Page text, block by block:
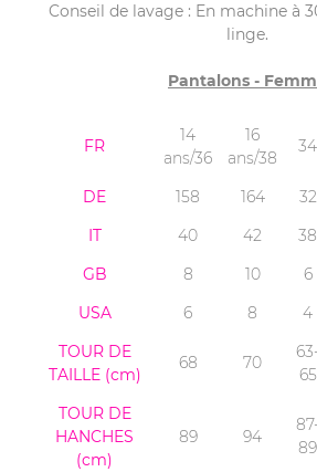
Conseil de lavage : En machine à
linge.
Pantalons -
FR
14
ans/36
16
ans/38
34
DE 158 164 32
IT
40 42 38
GB
8 10 6
USA
6 8 4
TOUR DE
TAILLE (cm)
68 70
65
TOUR DE
HANCHES
(cm)
89 94
89